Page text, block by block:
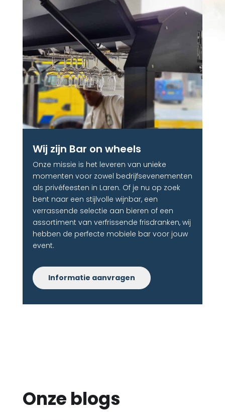
Wij zijn Bar on wheels
Onze missie is het leveren van unieke
momenten voor zowel bedrijfsevenementen
als privéfeesten in Laren. Of je nu op zoek
bent naar een stijlvolle wijnbar, een
verrassende selectie aan bieren of een
assortiment van verfrissende frisdranken, wij
hebben de perfecte mobiele bar voor jouw
event.
Informatie aanvragen
Onze blogs